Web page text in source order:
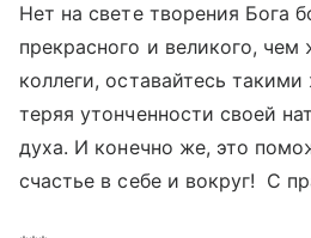
Нет на свете творения Бога
прекрасного и великого,
коллеги, оставайтесь
теряя утонченности своей
духа. И конечно же, это
счастье в себе и вокруг! С